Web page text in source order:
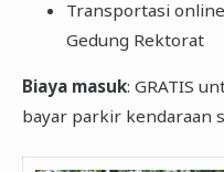
Transportasi
Gedung Rektorat
Biaya masuk: GRATIS
bayar parkir kendaraan